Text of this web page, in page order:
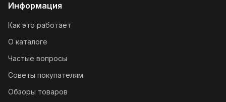
Информация
Как это работает
О каталоге
Частые вопросы
Советы покупателям
Обзоры товаров